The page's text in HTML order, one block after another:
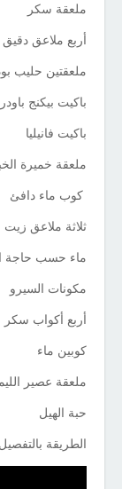
ملعقة سكر
أربع ملاعق دقيق
ملعقتين حليب
باكيت بيكنج باودر
باكيت فانيليا
ملعقة خميرة
كوب ماء دافئ
ثلاثة ملاعق زيت
ماء حسب حاجة
مكونات السيرو
أربع أكواب
كوبين ماء
ملعقة عصير
حبة الهيل
الطريقة